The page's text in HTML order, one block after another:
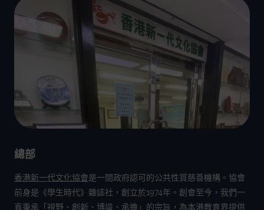
總部
香港新一代文化協會是一間政府認可的公共性質慈善機構。協會
前身是《學生時代》雜誌社，創立於1974年。創會至今，我們一
直秉承「視野、創新、博識、承擔」的宗旨，為本港教育界提供